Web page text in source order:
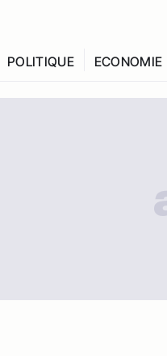
POLITIQUE ECONOMIE